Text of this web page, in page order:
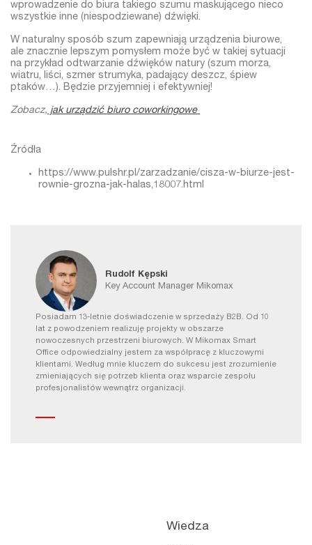
wprowadzenie do biura takiego szumu maskującego nieco
wszystkie inne (niespodziewane) dźwięki.
W naturalny sposób szum zapewniają urządzenia biurowe,
ale znacznie lepszym pomysłem może być w takiej sytuacji
na przykład odtwarzanie dźwięków natury (szum morza,
wiatru, liści, szmer strumyka, padający deszcz, śpiew
ptaków…). Będzie przyjemniej i efektywniej!
Zobacz, jak urządzić biuro coworkingowe
Źródła
https://www.pulshr.pl/zarzadzanie/cisza-w-biurze-jest-
rownie-grozna-jak-halas,18007.html
Rudolf Kępski
Key Account Manager Mikomax
Posiadam 13-letnie doświadczenie w sprzedaży B2B. Od 10
lat z powodzeniem realizuję projekty w obszarze
nowoczesnych przestrzeni biurowych. W Mikomax Smart
Office odpowiedzialny jestem za współpracę z kluczowymi
klientami. Według mnie kluczem do sukcesu jest zrozumienie
zmieniających się potrzeb klienta oraz wsparcie zespołu
profesjonalistów wewnątrz organizacji.
Wiedza